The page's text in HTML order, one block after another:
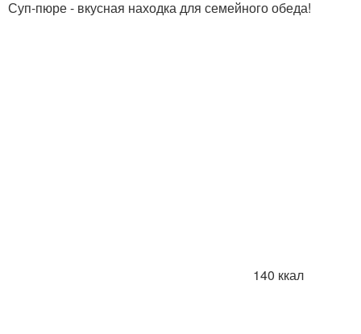
Суп-пюре - вкусная находка для семейного обеда!
140 ккал